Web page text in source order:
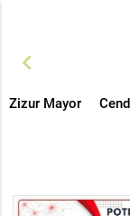
chevron_left
Zizur Mayor